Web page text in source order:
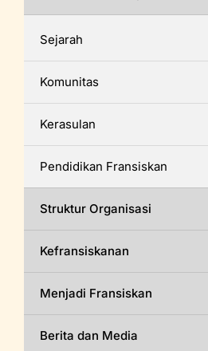
Sejarah
Komunitas
Kerasulan
Pendidikan Fransiskan
Struktur Organisasi
Kefransiskanan
Menjadi Fransiskan
Berita dan Media